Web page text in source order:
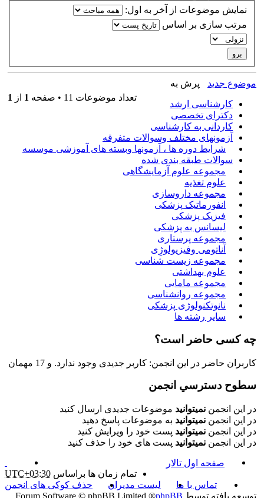
نمایش موضوعات از آخر به اول:
مرتب سازی بر اساس
موضوع جدید
تعداد موضوعات 11 • صفحه
1 از 1
پرش به
کارشناسی ارشد
دکترای تخصصی
کاردانی به کارشناسی
آزمونهای مختلف وسوالات متفرقه
شرایط دوره ها ، آزمونها وبسته های آموزشی موسسه
سوالات طبقه بندی شده
مجموعه علوم آزمایشگاهی
علوم تغذیه
مجموعه داروسازی
انفورماتیک پزشکی
فیزیک پزشکی
لیسانس به پزشکی
مجموعه پرستاری
آناتومی وفیزیولوژِی
مجموعه زیست شناسی
علوم بهداشتی
مجموعه مامایی
مجموعه روانشناسی
نانوتکنولوژی پزشکی
سایر رشته ها
چه کسی حاضر است؟
کاربران حاضر در این انجمن: کاربر جدیدی وجود ندارد. و 17 مهمان
سطوح دسترسي انجمن
در این انجمن نمیتوانید موضوعات جدیدی ارسال کنید
در این انجمن نمیتوانید به موضوعات پاسخ دهید
در این انجمن نمیتوانید پست خود را ویرایش کنید
در این انجمن نمیتوانید پست های خود را حذف کنید
صفحه اول تالار
تمام زمان ها براساس UTC+03:30
حذف کوکی های انجمن
لیست مدیران
تماس با ما
توسعه یافته توسط phpBB
® Forum Software © phpBB Limited